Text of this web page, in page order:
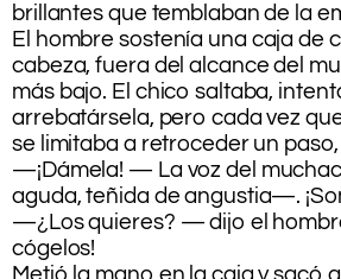
brillantes que temblaban de la
El hombre sostenía una caja de
cabeza, fuera del alcance del
más bajo. El chico saltaba,
arrebatársela, pero cada vez
se limitaba a retroceder un
—¡Dámela! — La voz del
aguda, teñida de angustia—.
—¿Los quieres? — dijo el
cógelos!
Metió la mano en la caja y sacó